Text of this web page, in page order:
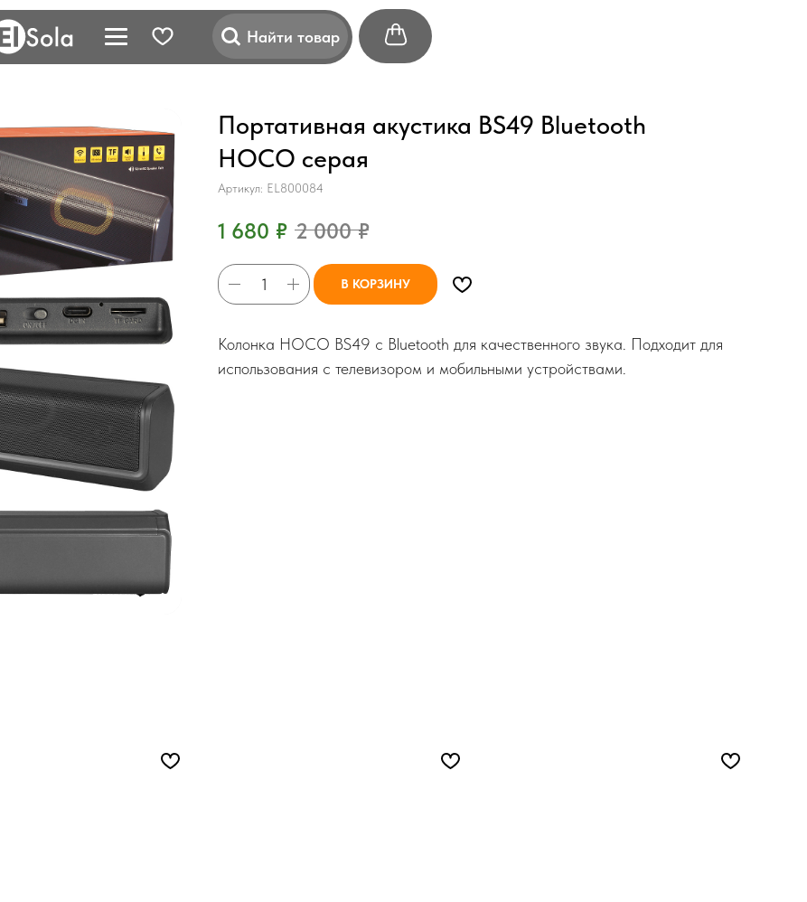
Найти товар
Портативная акустика BS49 Bluetooth
HOCO серая
Артикул: EL800084
1 680 ₽ 2 000 ₽
В КОРЗИНУ
Колонка HOCO BS49 с Bluetooth для качественного звука. Подходит для
использования с телевизором и мобильными устройствами.